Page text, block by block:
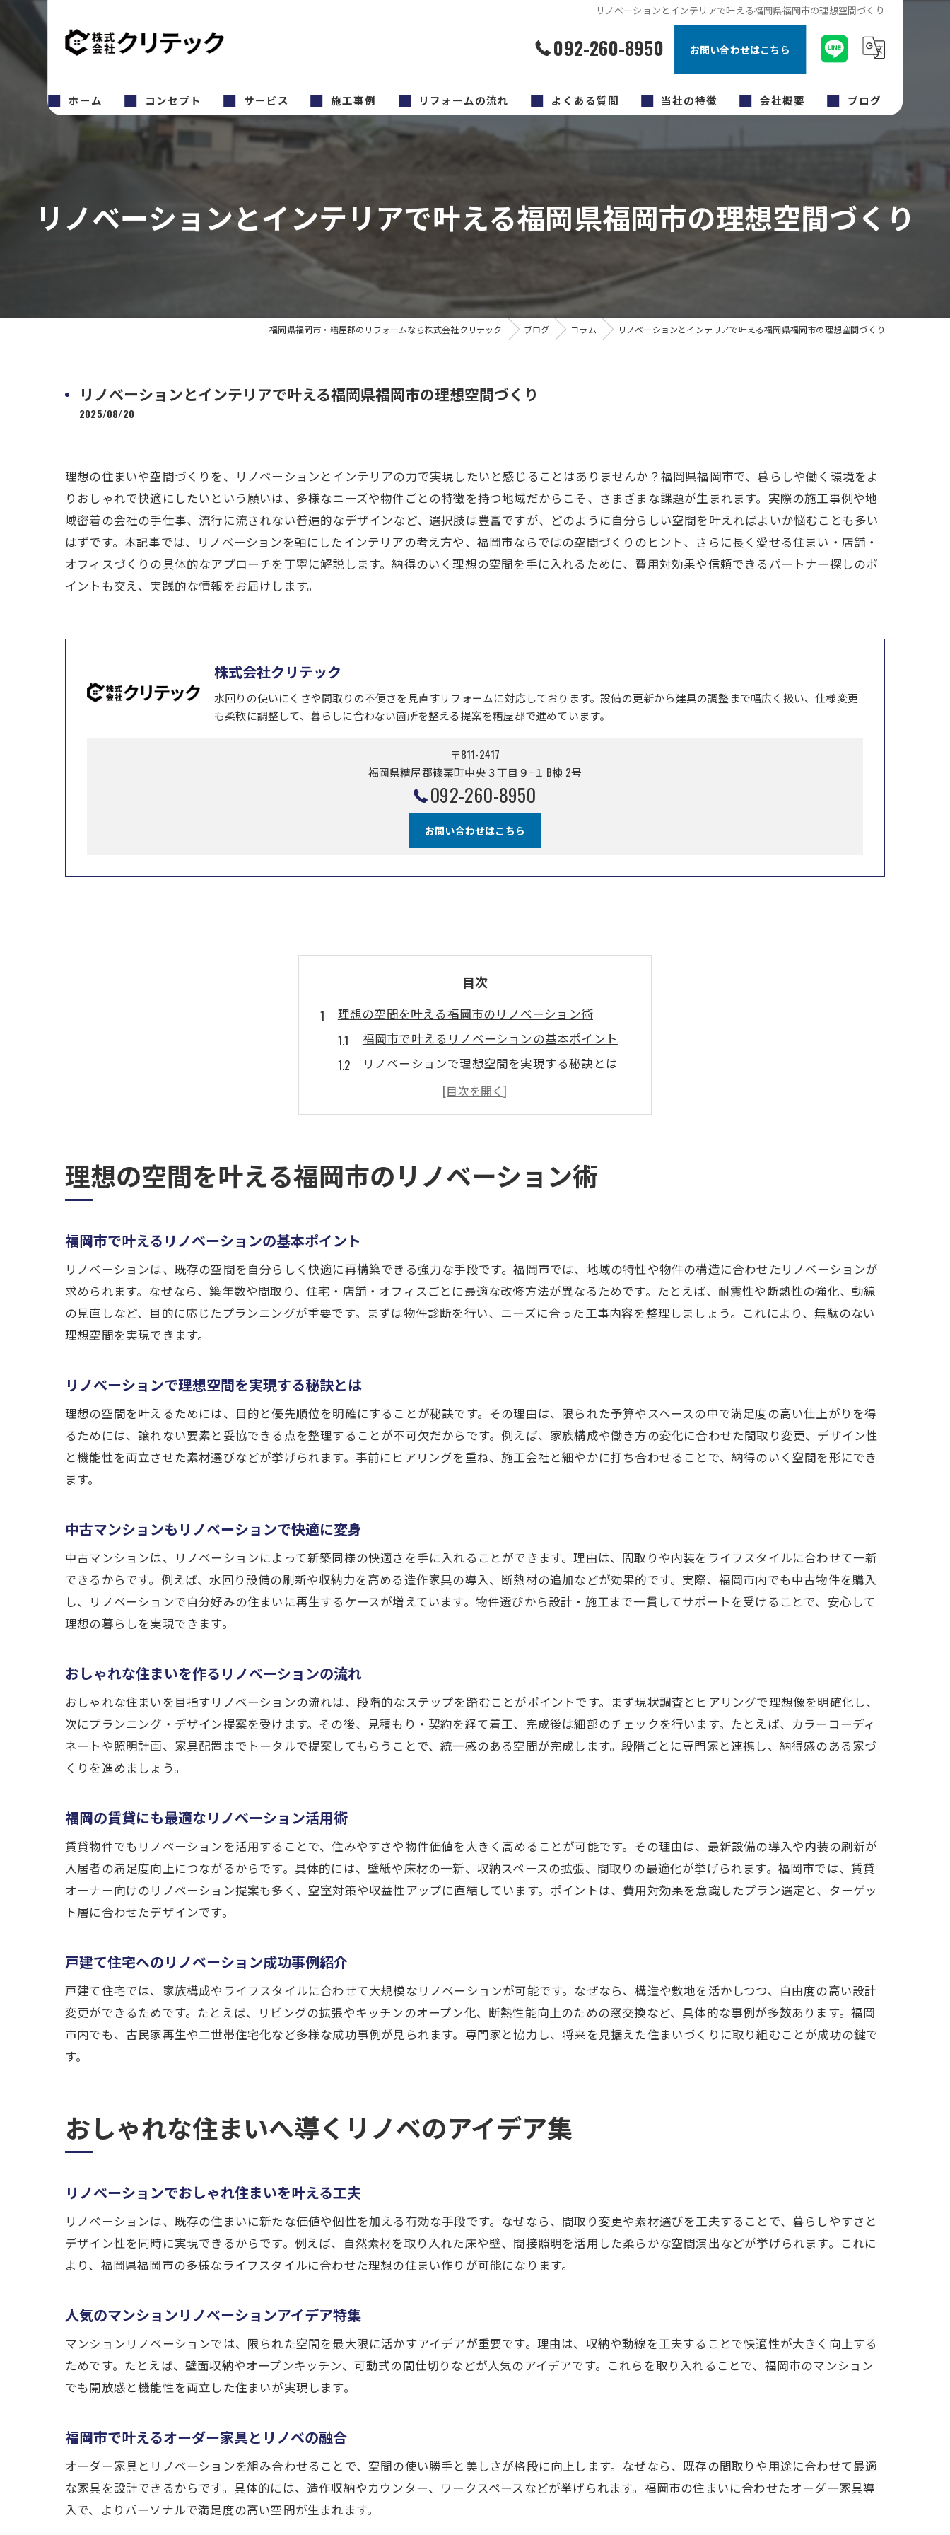
リノベーションとインテリアで叶える福岡県福岡市の理想空間づくり
092-260-8950 お問い合わせはこちら
ホーム コンセプト サービス 施工事例 リフォームの流れ よくある質問 当社の特徴
キッチン
原状回復工事
福岡市のリフォーム
会社概要 ブログ
コラム
リノベーションとインテリアで叶える福岡県福岡市の理想空間づくり
福岡県福岡市・糟屋郡のリフォームなら株式会社クリテック ブログ コラム リノベーションとインテリアで叶える福岡県福岡市の理想空間づくり
リノベーションとインテリアで叶える福岡県福岡市の理想空間づくり
2025/08/20
理想の住まいや空間づくりを、リノベーションとインテリアの力で実現したいと感じることはありませんか？福岡県福岡市で、暮らしや働く環境をよ
りおしゃれで快適にしたいという願いは、多様なニーズや物件ごとの特徴を持つ地域だからこそ、さまざまな課題が生まれます。実際の施工事例や地
域密着の会社の手仕事、流行に流されない普遍的なデザインなど、選択肢は豊富ですが、どのように自分らしい空間を叶えればよいか悩むことも多い
はずです。本記事では、リノベーションを軸にしたインテリアの考え方や、福岡市ならではの空間づくりのヒント、さらに長く愛せる住まい・店舗・
オフィスづくりの具体的なアプローチを丁寧に解説します。納得のいく理想の空間を手に入れるために、費用対効果や信頼できるパートナー探しのポ
イントも交え、実践的な情報をお届けします。
株式会社クリテック
水回りの使いにくさや間取りの不便さを見直すリフォームに対応しております。設備の更新から建具の調整まで幅広く扱い、仕様変更
も柔軟に調整して、暮らしに合わない箇所を整える提案を糟屋郡で進めています。
〒811-2417
福岡県糟屋郡篠栗町中央３丁目９−１ B棟 2号
092-260-8950
お問い合わせはこちら
目次
理想の空間を叶える福岡市のリノベーション術
福岡市で叶えるリノベーションの基本ポイント
リノベーションで理想空間を実現する秘訣とは
中古マンションもリノベーションで快適に変身
おしゃれな住まいを作るリノベーションの流れ
戸建て住宅へのリノベーション成功事例紹介
おしゃれな住まいへ導くリノベのアイデア集
福岡市で叶えるオーダー家具とリノベの融合
賃貸でも実践できるリノベーションの工夫
トレンドに左右されないおしゃれリノベ術
賃貸物件でも実現できるリノベのポイント
ライフスタイルに合う間取り変更のコツ
マンションと戸建てのリノベーション比較
福岡市で実現する快適インテリアの選び方
リノベーションと相性が良いインテリア選定術
快適さを追求するための家具選びのポイント
福岡オーダー家具を活用した空間づくり
店舗やオフィス空間も変えるデザインの工夫
リノベーションで叶える店舗デザインの最新事例
福岡オフィスリノベーションのトレンドを解説
実際のリノベーション事例に学ぶ店舗施工
普遍的なデザインで長く愛される空間づくり
リノベーションで価値が続く空間作り
永く暮らせる住まいのポイントを解説
コストを抑えて理想空間を実現する方法
信頼できる会社選びと理想実現のヒント
信頼できるリノベーション会社の見極め方
実績豊富な会社が提案するプランの特徴
理想を実現するためのパートナー選び術
福岡市で理想空間を叶える相談の流れ
理想の空間を叶える福岡市のリノベーション術
福岡市で叶えるリノベーションの基本ポイント
リノベーションは、既存の空間を自分らしく快適に再構築できる強力な手段です。福岡市では、地域の特性や物件の構造に合わせたリノベーションが
求められます。なぜなら、築年数や間取り、住宅・店舗・オフィスごとに最適な改修方法が異なるためです。たとえば、耐震性や断熱性の強化、動線
の見直しなど、目的に応じたプランニングが重要です。まずは物件診断を行い、ニーズに合った工事内容を整理しましょう。これにより、無駄のない
理想空間を実現できます。
リノベーションで理想空間を実現する秘訣とは
理想の空間を叶えるためには、目的と優先順位を明確にすることが秘訣です。その理由は、限られた予算やスペースの中で満足度の高い仕上がりを得
るためには、譲れない要素と妥協できる点を整理することが不可欠だからです。例えば、家族構成や働き方の変化に合わせた間取り変更、デザイン性
と機能性を両立させた素材選びなどが挙げられます。事前にヒアリングを重ね、施工会社と細やかに打ち合わせることで、納得のいく空間を形にでき
ます。
中古マンションもリノベーションで快適に変身
中古マンションは、リノベーションによって新築同様の快適さを手に入れることができます。理由は、間取りや内装をライフスタイルに合わせて一新
できるからです。例えば、水回り設備の刷新や収納力を高める造作家具の導入、断熱材の追加などが効果的です。実際、福岡市内でも中古物件を購入
し、リノベーションで自分好みの住まいに再生するケースが増えています。物件選びから設計・施工まで一貫してサポートを受けることで、安心して
理想の暮らしを実現できます。
おしゃれな住まいを作るリノベーションの流れ
おしゃれな住まいを目指すリノベーションの流れは、段階的なステップを踏むことがポイントです。まず現状調査とヒアリングで理想像を明確化し、
次にプランニング・デザイン提案を受けます。その後、見積もり・契約を経て着工、完成後は細部のチェックを行います。たとえば、カラーコーディ
ネートや照明計画、家具配置までトータルで提案してもらうことで、統一感のある空間が完成します。段階ごとに専門家と連携し、納得感のある家づ
くりを進めましょう。
福岡の賃貸にも最適なリノベーション活用術
賃貸物件でもリノベーションを活用することで、住みやすさや物件価値を大きく高めることが可能です。その理由は、最新設備の導入や内装の刷新が
入居者の満足度向上につながるからです。具体的には、壁紙や床材の一新、収納スペースの拡張、間取りの最適化が挙げられます。福岡市では、賃貸
オーナー向けのリノベーション提案も多く、空室対策や収益性アップに直結しています。ポイントは、費用対効果を意識したプラン選定と、ターゲッ
ト層に合わせたデザインです。
戸建て住宅へのリノベーション成功事例紹介
戸建て住宅では、家族構成やライフスタイルに合わせて大規模なリノベーションが可能です。なぜなら、構造や敷地を活かしつつ、自由度の高い設計
変更ができるためです。たとえば、リビングの拡張やキッチンのオープン化、断熱性能向上のための窓交換など、具体的な事例が多数あります。福岡
市内でも、古民家再生や二世帯住宅化など多様な成功事例が見られます。専門家と協力し、将来を見据えた住まいづくりに取り組むことが成功の鍵で
す。
おしゃれな住まいへ導くリノベのアイデア集
リノベーションでおしゃれ住まいを叶える工夫
リノベーションは、既存の住まいに新たな価値や個性を加える有効な手段です。なぜなら、間取り変更や素材選びを工夫することで、暮らしやすさと
デザイン性を同時に実現できるからです。例えば、自然素材を取り入れた床や壁、間接照明を活用した柔らかな空間演出などが挙げられます。これに
より、福岡県福岡市の多様なライフスタイルに合わせた理想の住まい作りが可能になります。
人気のマンションリノベーションアイデア特集
マンションリノベーションでは、限られた空間を最大限に活かすアイデアが重要です。理由は、収納や動線を工夫することで快適性が大きく向上する
ためです。たとえば、壁面収納やオープンキッチン、可動式の間仕切りなどが人気のアイデアです。これらを取り入れることで、福岡市のマンション
でも開放感と機能性を両立した住まいが実現します。
福岡市で叶えるオーダー家具とリノベの融合
オーダー家具とリノベーションを組み合わせることで、空間の使い勝手と美しさが格段に向上します。なぜなら、既存の間取りや用途に合わせて最適
な家具を設計できるからです。具体的には、造作収納やカウンター、ワークスペースなどが挙げられます。福岡市の住まいに合わせたオーダー家具導
入で、よりパーソナルで満足度の高い空間が生まれます。